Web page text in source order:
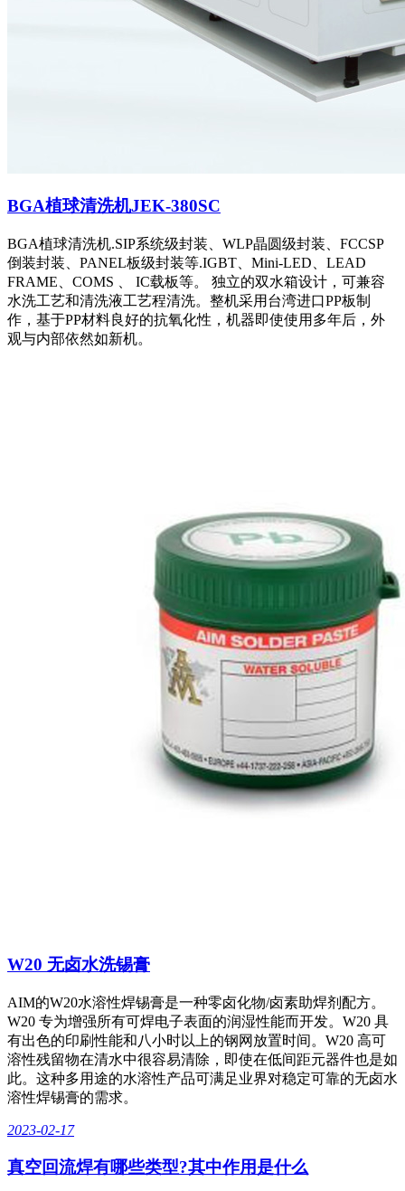
BGA植球清洗机JEK-380SC
BGA植球清洗机.SIP系统级封装、WLP晶圆级封装、FCCSP
倒装封装、PANEL板级封装等.IGBT、Mini-LED、LEAD
FRAME、COMS 、 IC载板等。 独立的双水箱设计，可兼容
水洗工艺和清洗液工艺程清洗。整机采用台湾进口PP板制
作，基于PP材料良好的抗氧化性，机器即使使用多年后，外
观与内部依然如新机。
W20 无卤水洗锡膏
AIM的W20水溶性焊锡膏是一种零卤化物/卤素助焊剂配方。
W20 专为增强所有可焊电子表面的润湿性能而开发。W20 具
有出色的印刷性能和八小时以上的钢网放置时间。W20 高可
溶性残留物在清水中很容易清除，即使在低间距元器件也是如
此。这种多用途的水溶性产品可满足业界对稳定可靠的无卤水
溶性焊锡膏的需求。
2023-02-17
真空回流焊有哪些类型?其中作用是什么